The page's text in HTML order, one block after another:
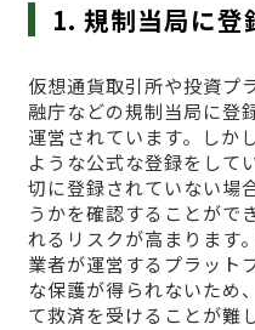
1. 規制当局に登
仮想通貨取引所や投資プ
融庁などの規制当局に登
運営されています。し
ような公式な登録をして
切に登録されていない場
うかを確認することがで
れるリスクが高まります
業者が運営するプラット
な保護が得られないため
て救済を受けることが難